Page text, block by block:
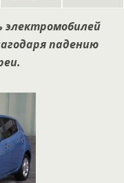
падению